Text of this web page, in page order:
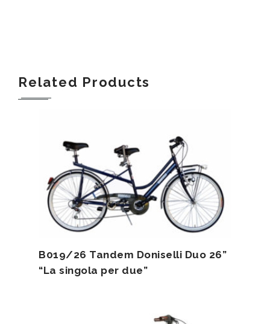
Related Products
B019/26 Tandem Doniselli Duo 26”
“La singola per due”